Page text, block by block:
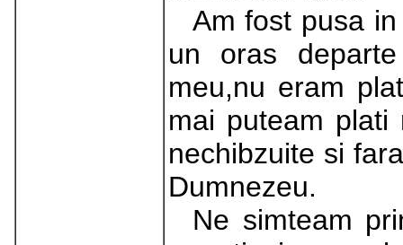
Am fost pusa
un oras
meu,nu eram
mai puteam plati
nechibzuite si
Dumnezeu.
Ne simteam